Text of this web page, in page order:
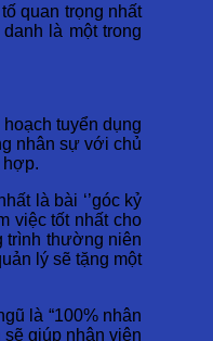
quan trọng nhất
là một trong
tuyển dụng
nhân sự với chủ
hợp.
là bài ‘’góc kỷ
việc tốt nhất cho
trình thường niên
lý sẽ tặng một
là “100% nhân
sẽ giúp nhân viên